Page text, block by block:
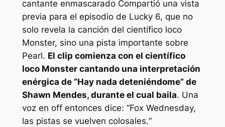
cantante enmascaradoCompartió una vista
previa para el episodio de Lucky 6, que no
solo revela la canción del científico loco
Monster, sino una pista importante sobre
Pearl. El clip comienza con el científico
loco Monster cantando una interpretación
enérgica de “Hay nada deteniéndome” de
Shawn Mendes, durante el cual baila. Una
voz en off entonces dice: “Fox Wednesday,
las pistas se vuelven colosales.“